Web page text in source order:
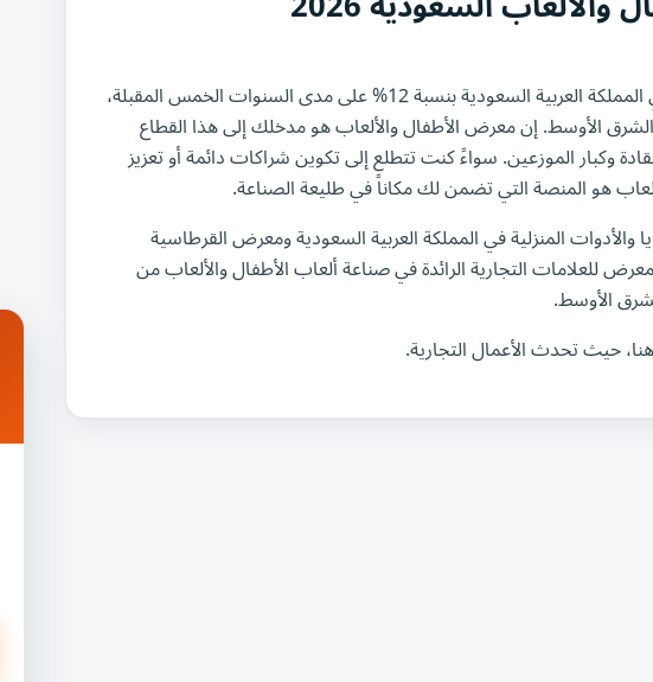
من المتوقع أن تنمو صناعة الأطفال والألعاب في المملكة العربية السعودية بنسبة 12% على مدى السنوات الخمس المقبلة،
الأوسط. إن معرض الأطفال والألعاب هو مدخلك إلى هذا القطاع
وكبار الموزعين. سواءً كنت تتطلع إلى تكوين شراكات دائمة أو تعزيز
هو المنصة التي تضمن لك مكاناً في طليعة الصناعة.
المنزلية في المملكة العربية السعودية ومعرض القرطاسية
للعلامات التجارية الرائدة في صناعة ألعاب الأطفال والألعاب من
الأوسط.
حيث تحدث الأعمال التجارية.